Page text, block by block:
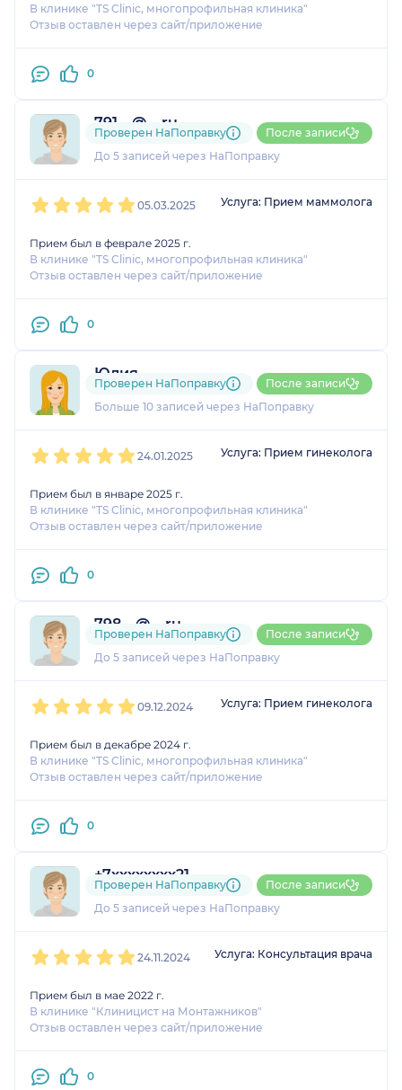
В клинике "TS Clinic, многопрофильная клиника"
Отзыв оставлен через сайт/приложение
0
791....@....ru
1 оценка
До 5 записей через НаПоправку
Проверен НаПоправку После записи
05.03.2025 Услуга: Прием маммолога
Прием был в феврале 2025 г.
В клинике "TS Clinic, многопрофильная клиника"
Отзыв оставлен через сайт/приложение
0
Юлия
1 оценка
Больше 10 записей через НаПоправку
Проверен НаПоправку После записи
24.01.2025 Услуга: Прием гинеколога
Прием был в январе 2025 г.
В клинике "TS Clinic, многопрофильная клиника"
Отзыв оставлен через сайт/приложение
0
798....@....ru
1 оценка
До 5 записей через НаПоправку
Проверен НаПоправку После записи
09.12.2024 Услуга: Прием гинеколога
Прием был в декабре 2024 г.
В клинике "TS Clinic, многопрофильная клиника"
Отзыв оставлен через сайт/приложение
0
+7xxxxxxxx21
1 оценка
До 5 записей через НаПоправку
Проверен НаПоправку После записи
24.11.2024 Услуга: Консультация врача
Прием был в мае 2022 г.
В клинике "Клиницист на Монтажников"
Отзыв оставлен через сайт/приложение
0